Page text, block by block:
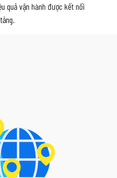
quả vận hành được kết nối